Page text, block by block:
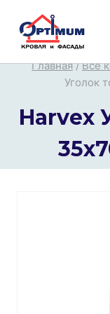
Перейти
Главная / Все
Уголок
Harvex